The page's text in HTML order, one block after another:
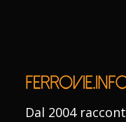
Dal 2004